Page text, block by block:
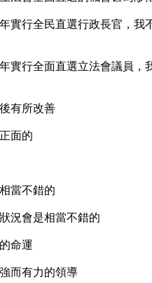
實行全民直選行政長官，我
實行全面直選立法會議員，
有所改善
面的
當不錯的
況會是相當不錯的
命運
而有力的領導